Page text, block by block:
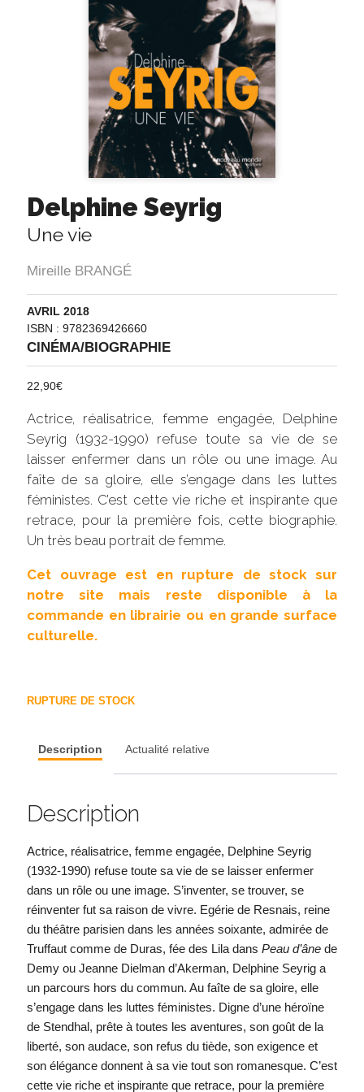
Delphine Seyrig
Une vie
Mireille BRANGÉ
AVRIL 2018
ISBN : 9782369426660
CINÉMA/BIOGRAPHIE
22,90€
Actrice, réalisatrice, femme engagée, Delphine
Seyrig (1932-1990) refuse toute sa vie de se
laisser enfermer dans un rôle ou une image. Au
faîte de sa gloire, elle s’engage dans les luttes
féministes. C’est cette vie riche et inspirante que
retrace, pour la première fois, cette biographie.
Un très beau portrait de femme.
Cet ouvrage est en rupture de stock sur
notre site mais reste disponible à la
commande en librairie ou en grande surface
culturelle.
RUPTURE DE STOCK
Description Actualité relative
Description
Actrice, réalisatrice, femme engagée, Delphine Seyrig
(1932-1990) refuse toute sa vie de se laisser enfermer
dans un rôle ou une image. S’inventer, se trouver, se
réinventer fut sa raison de vivre. Egérie de Resnais, reine
du théâtre parisien dans les années soixante, admirée de
Truffaut comme de Duras, fée des Lila dans Peau d’âne de
Demy ou Jeanne Dielman d’Akerman, Delphine Seyrig a
un parcours hors du commun. Au faîte de sa gloire, elle
s’engage dans les luttes féministes. Digne d’une héroïne
de Stendhal, prête à toutes les aventures, son goût de la
liberté, son audace, son refus du tiède, son exigence et
son élégance donnent à sa vie tout son romanesque. C’est
cette vie riche et inspirante que retrace, pour la première